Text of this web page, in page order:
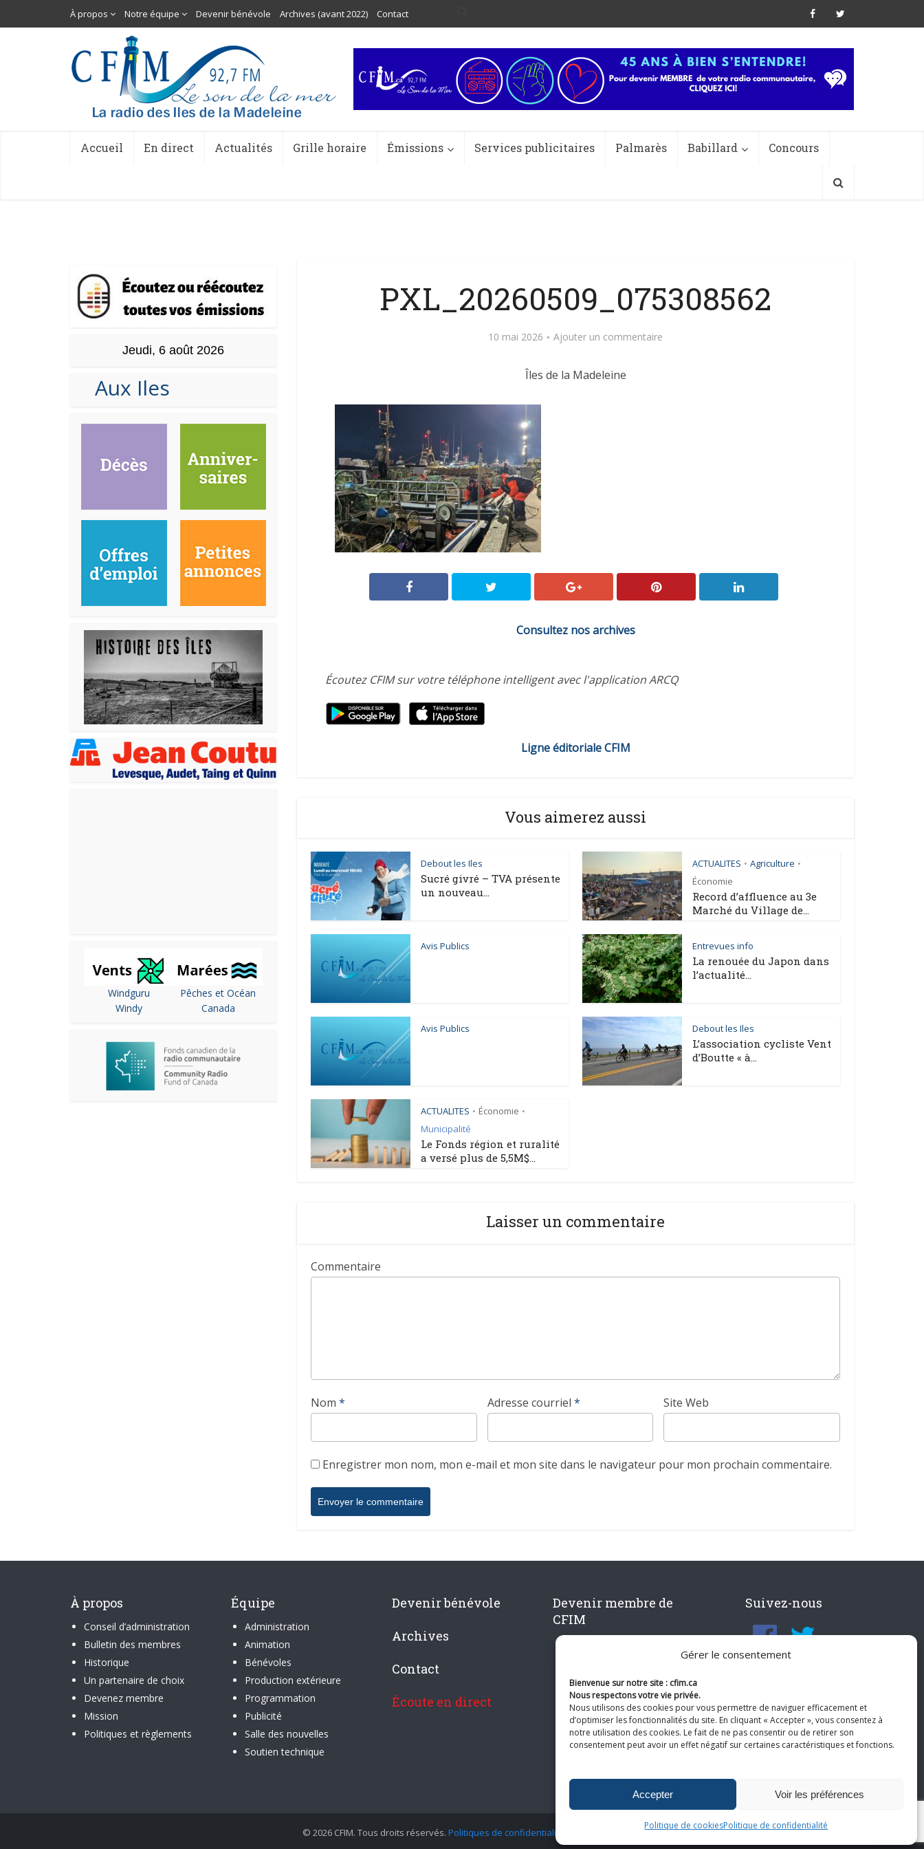
Gérer le consentement
Bienvenue sur notre site : cfim.ca
Nous respectons votre vie privée.
Nous utilisons des cookies pour vous permettre de naviguer efficacement et
d’optimiser les fonctionnalités du site. En cliquant « Accepter », vous consentez à
notre utilisation des cookies. Le fait de ne pas consentir ou de retirer son
consentement peut avoir un effet négatif sur certaines caractéristiques et fonctions.
Accepter Voir les préférences
Politique de cookiesPolitique de confidentialité
À propos Notre équipe Devenir bénévole Archives (avant 2022) Contact
Accueil En direct Actualités Grille horaire Émissions Services publicitaires Palmarès Babillard Concours
Jeudi, 6 août 2026
Aux Iles
Windguru
Windy
Pêches et Océan
Canada
PXL_20260509_075308562
10 mai 2026 Ajouter un commentaire
Îles de la Madeleine
Consultez nos archives
Écoutez CFIM sur votre téléphone intelligent avec l'application ARCQ
Ligne éditoriale CFIM
Vous aimerez aussi
Debout les Iles
Sucré givré – TVA présente
un nouveau...
ACTUALITES • Agriculture •
Économie
Record d’affluence au 3e
Marché du Village de...
Avis Publics Entrevues info
La renouée du Japon dans
l’actualité...
Avis Publics Debout les Iles
L’association cycliste Vent
d’Boutte « à...
ACTUALITES • Économie •
Municipalité
Le Fonds région et ruralité
a versé plus de 5,5M$...
Laisser un commentaire
Commentaire
Nom * Adresse courriel * Site Web
Enregistrer mon nom, mon e-mail et mon site dans le navigateur pour mon prochain commentaire.
À propos
Conseil d’administration
Bulletin des membres
Historique
Un partenaire de choix
Devenez membre
Mission
Politiques et règlements
Équipe
Administration
Animation
Bénévoles
Production extérieure
Programmation
Publicité
Salle des nouvelles
Soutien technique
Devenir bénévole
Archives
Contact
Écoute en direct
Devenir membre de
CFIM
Suivez-nous
© 2026 CFIM. Tous droits réservés. Politiques de confidentialité